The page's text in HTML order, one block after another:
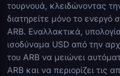
τουρνουά, κλειδώνοντας
διατηρείτε μόνο το ενεργό
ARB. Εναλλακτικά,
ισοδύναμα USD από την
του ARB να μειώνει
ARB και να περιορίζει τις